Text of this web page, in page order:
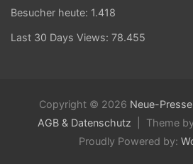
Besucher heute: 1.418
Last 30 Days Views: 78.455
Copyright © 2026 Neue-
AGB & Datenschutz
Theme
Proudly Powered by: